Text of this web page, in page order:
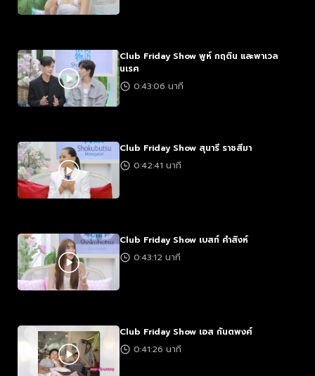
Club Friday Show พูห์ กฤติน และพาเวล
นเรศ
0:43:06 นาที
Club Friday Show สุนารี ราชสีมา
0:42:41 นาที
Club Friday Show เบสท์ คำสิงห์
0:43:12 นาที
Club Friday Show เอส กันตพงศ์
0:41:26 นาที